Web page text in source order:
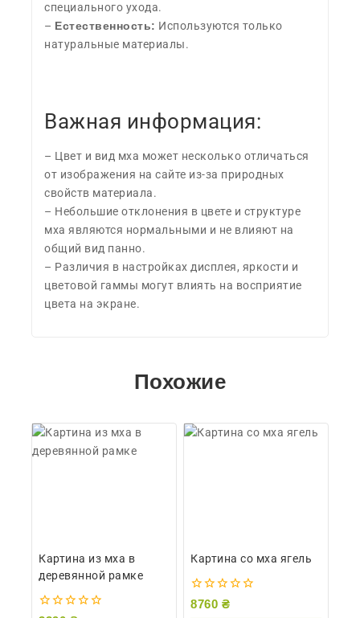
специального ухода.
– Естественность: Используются только
натуральные материалы.
Важная информация:
– Цвет и вид мха может несколько отличаться
от изображения на сайте из-за природных
свойств материала.
– Небольшие отклонения в цвете и структуре
мха являются нормальными и не влияют на
общий вид панно.
– Различия в настройках дисплея, яркости и
цветовой гаммы могут влиять на восприятие
цвета на экране.
Похожие
Картина из мха в
деревянной рамке
Картина со мха ягель
0
8760 ₴